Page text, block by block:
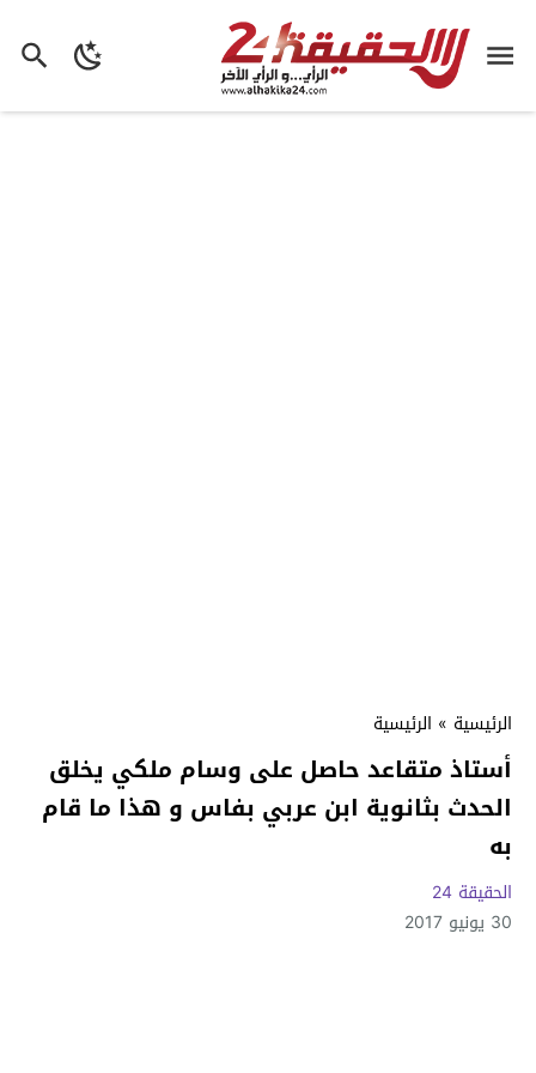
الرئيسية » الرئيسية
أستاذ متقاعد حاصل على وسام ملكي يخلق
الحدث بثانوية ابن عربي بفاس و هذا ما قام
به
الحقيقة 24
30 يونيو 2017